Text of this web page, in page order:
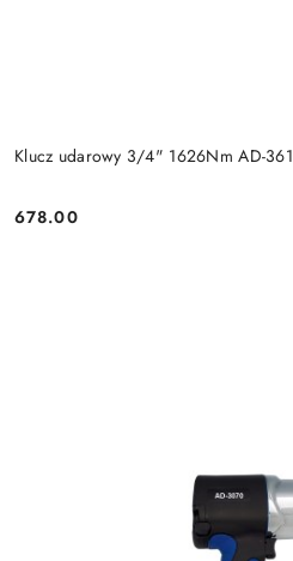
Klucz udarowy 3/4" 1626Nm AD-361
Cena:
678.00